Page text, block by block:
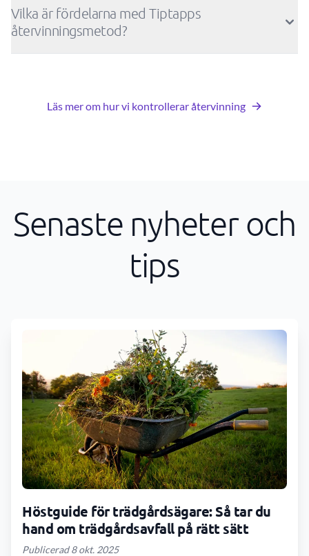
Vilka är fördelarna med Tiptapps
återvinningsmetod?
Läs mer om hur vi kontrollerar återvinning
Senaste nyheter och
tips
Höstguide för trädgårdsägare: Så tar du
hand om trädgårdsavfall på rätt sätt
Publicerad 8 okt. 2025